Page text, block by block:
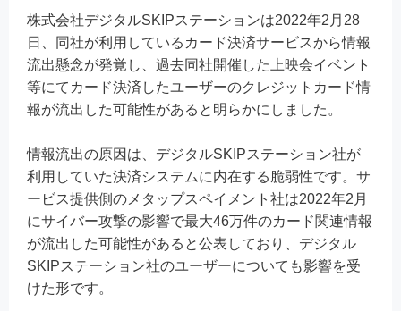
株式会社デジタルSKIPステーションは2022年2月28
日、同社が利用しているカード決済サービスから情報
流出懸念が発覚し、過去同社開催した上映会イベント
等にてカード決済したユーザーのクレジットカード情
報が流出した可能性があると明らかにしました。
情報流出の原因は、デジタルSKIPステーション社が
利用していた決済システムに内在する脆弱性です。サ
ービス提供側のメタップスペイメント社は2022年2月
にサイバー攻撃の影響で最大46万件のカード関連情報
が流出した可能性があると公表しており、デジタル
SKIPステーション社のユーザーについても影響を受
けた形です。